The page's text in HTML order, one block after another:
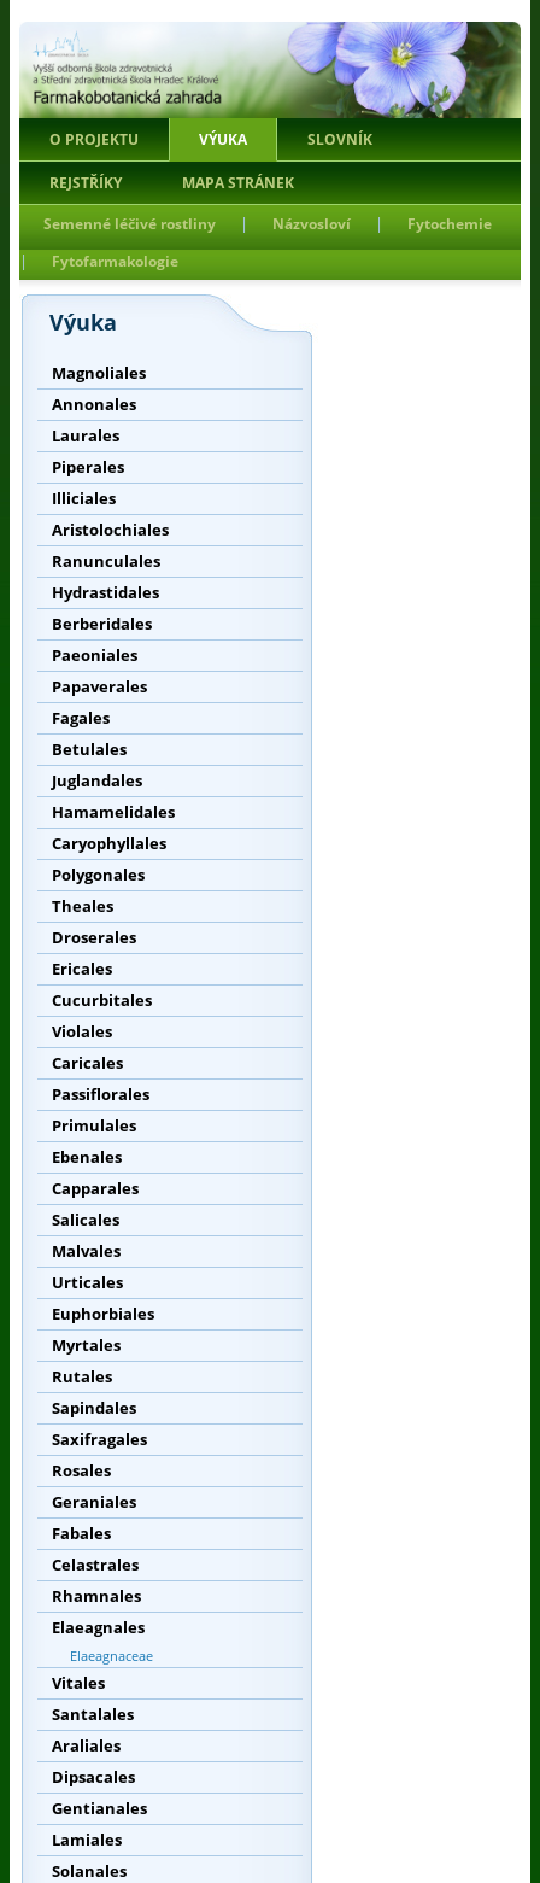
O PROJEKTU VÝUKA SLOVNÍK
REJSTŘÍKY
MAPA STRÁNEK
Semenné léčivé rostliny
| Názvosloví | Fytochemie
| Fytofarmakologie
Výuka
Magnoliales
Annonales
Laurales
Piperales
Illiciales
Aristolochiales
Ranunculales
Hydrastidales
Berberidales
Paeoniales
Papaverales
Fagales
Betulales
Juglandales
Hamamelidales
Caryophyllales
Polygonales
Theales
Droserales
Ericales
Cucurbitales
Violales
Caricales
Passiflorales
Primulales
Ebenales
Capparales
Salicales
Malvales
Urticales
Euphorbiales
Myrtales
Rutales
Sapindales
Saxifragales
Rosales
Geraniales
Fabales
Celastrales
Rhamnales
Elaeagnales
Elaeagnaceae
Vitales
Santalales
Araliales
Dipsacales
Gentianales
Lamiales
Solanales